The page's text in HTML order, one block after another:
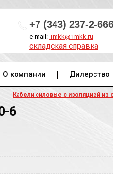
+7 (343) 237-2-666
e-mail: 1mkk@1mkk.ru
складская справка
О компании Дилерство
Кабели силовые с изоляцией из
6